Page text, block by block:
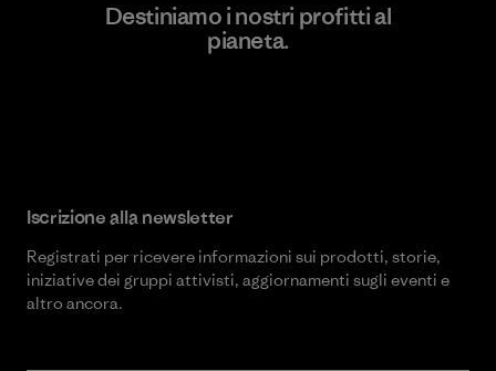
Destiniamo i nostri profitti al
pianeta.
Iscrizione alla newsletter
Registrati per ricevere informazioni sui prodotti, storie,
iniziative dei gruppi attivisti, aggiornamenti sugli eventi e
altro ancora.